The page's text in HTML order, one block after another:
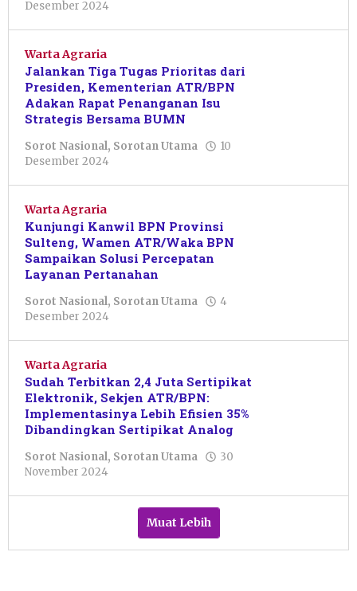
Desember 2024
Shalahuddin
Warta Agraria
Jalankan Tiga Tugas Prioritas dari
Presiden, Kementerian ATR/BPN
Adakan Rapat Penanganan Isu
Strategis Bersama BUMN
Sorot Nasional, Sorotan Utama
10
Desember 2024
Shalahuddin
Warta Agraria
Kunjungi Kanwil BPN Provinsi
Sulteng, Wamen ATR/Waka BPN
Sampaikan Solusi Percepatan
Layanan Pertanahan
Sorot Nasional, Sorotan Utama
4
Desember 2024
Warta Agraria
Sudah Terbitkan 2,4 Juta Sertipikat
Elektronik, Sekjen ATR/BPN:
Implementasinya Lebih Efisien 35%
Dibandingkan Sertipikat Analog
Sorot Nasional, Sorotan Utama
30
November 2024
Shalahuddin
Muat Lebih